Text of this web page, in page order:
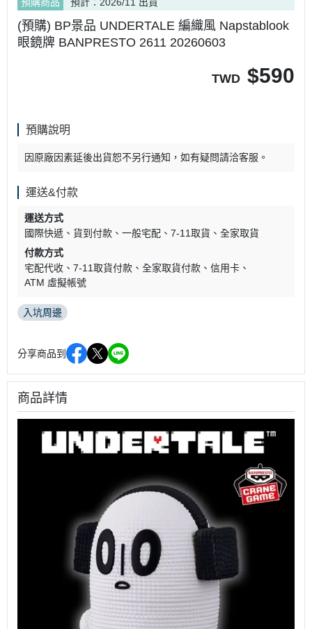
(預購) BP景品 UNDERTALE 編織風 Napstablook
眼鏡牌 BANPRESTO 2611 20260603
TWD $590
預購說明
因原廠因素延後出貨恕不另行通知，如有疑問請洽客服。
運送&付款
運送方式
國際快遞
貨到付款 一般宅配 7-11取貨
全家取貨
付款方式
宅配代收
7-11取貨付款 全家取貨付款
信用卡
ATM 虛擬帳號
入坑周邊
分享商品到
商品詳情